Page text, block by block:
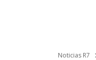
Noticias R7